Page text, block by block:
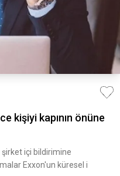
kişiyi kapının önüne
şirket içi bildirimine
Exxon'un küresel i